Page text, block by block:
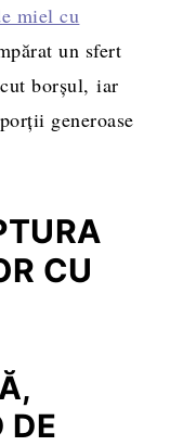
miel cu
un sfert
borşul, iar
generoase
CU
DE